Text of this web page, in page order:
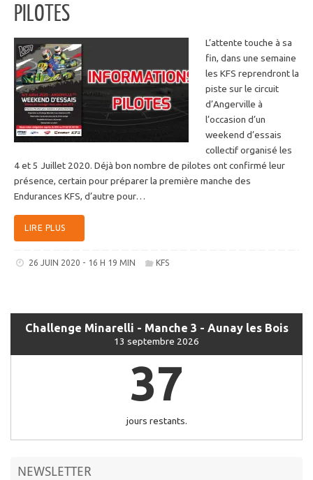
PILOTES
L’attente touche à sa
fin, dans une semaine
les KFS reprendront la
piste sur le circuit
d’Angerville à
l’occasion d’un
weekend d’essais
collectif organisé les
4 et 5 Juillet 2020. Déjà bon nombre de pilotes ont confirmé leur
présence, certain pour préparer la première manche des
Endurances KFS, d’autre pour…
LIRE PLUS
26 JUIN 2020 - 16 H 19 MIN KFS
Challenge Minarelli - Manche 3 - Aunay les Bois
13 septembre 2026
37
jours restants.
NEWSLETTER